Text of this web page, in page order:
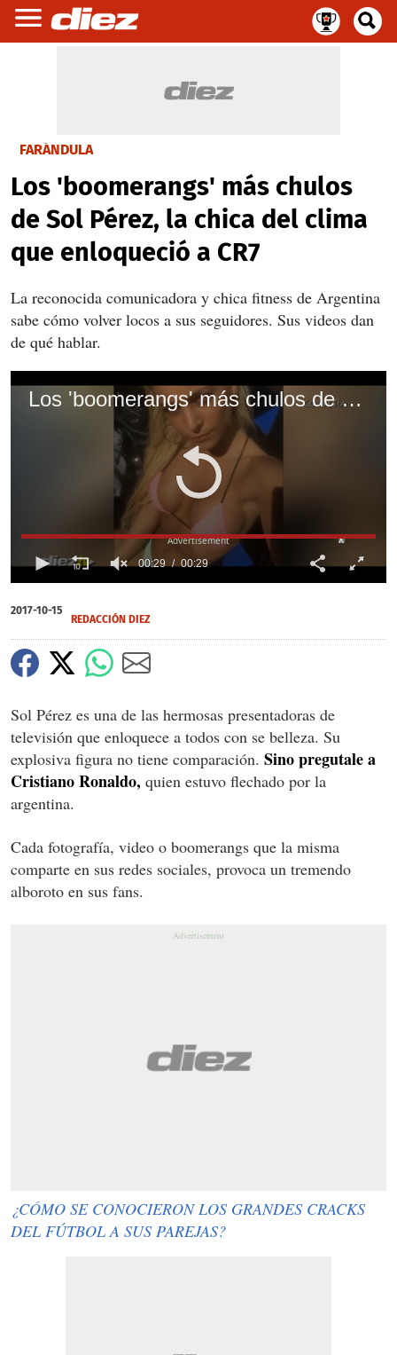
FARÁNDULA
Los 'boomerangs' más chulos
de Sol Pérez, la chica del clima
que enloqueció a CR7
La reconocida comunicadora y chica fitness de Argentina
sabe cómo volver locos a sus seguidores. Sus videos dan
de qué hablar.
Los 'boomerangs' más chulos de Sol Pérez, la chica del clima que enloqueció a CR7
of
29
00:29 00:29
X
2017-10-15
REDACCIÓN DIEZ
Sol Pérez es una de las hermosas presentadoras de
televisión que enloquece a todos con se belleza. Su
explosiva figura no tiene comparación. Sino pregutale a
Cristiano Ronaldo, quien estuvo flechado por la
argentina.
Cada fotografía, video o boomerangs que la misma
comparte en sus redes sociales, provoca un tremendo
alboroto en sus fans.
¿CÓMO SE CONOCIERON LOS GRANDES CRACKS
DEL FÚTBOL A SUS PAREJAS?